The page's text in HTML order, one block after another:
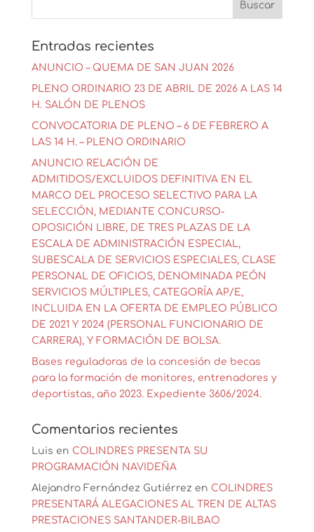
Entradas recientes
ANUNCIO – QUEMA DE SAN JUAN 2026
PLENO ORDINARIO 23 DE ABRIL DE 2026 A LAS 14
H. SALÓN DE PLENOS
CONVOCATORIA DE PLENO – 6 DE FEBRERO A
LAS 14 H. – PLENO ORDINARIO
ANUNCIO RELACIÓN DE
ADMITIDOS/EXCLUIDOS DEFINITIVA EN EL
MARCO DEL PROCESO SELECTIVO PARA LA
SELECCIÓN, MEDIANTE CONCURSO-
OPOSICIÓN LIBRE, DE TRES PLAZAS DE LA
ESCALA DE ADMINISTRACIÓN ESPECIAL,
SUBESCALA DE SERVICIOS ESPECIALES, CLASE
PERSONAL DE OFICIOS, DENOMINADA PEÓN
SERVICIOS MÚLTIPLES, CATEGORÍA AP/E,
INCLUIDA EN LA OFERTA DE EMPLEO PÚBLICO
DE 2021 Y 2024 (PERSONAL FUNCIONARIO DE
CARRERA), Y FORMACIÓN DE BOLSA.
Bases reguladoras de la concesión de becas
para la formación de monitores, entrenadores y
deportistas, año 2023. Expediente 3606/2024.
Comentarios recientes
Luis en COLINDRES PRESENTA SU
PROGRAMACIÓN NAVIDEÑA
Alejandro Fernández Gutiérrez en COLINDRES
PRESENTARÁ ALEGACIONES AL TREN DE ALTAS
PRESTACIONES SANTANDER-BILBAO